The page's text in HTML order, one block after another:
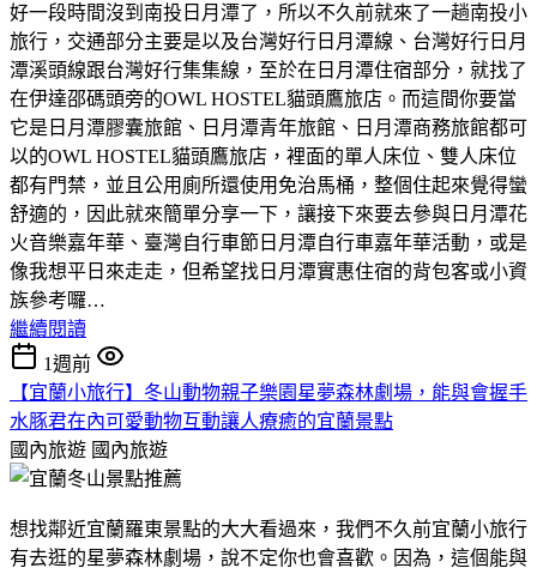
好一段時間沒到南投日月潭了，所以不久前就來了一趟南投小
旅行，交通部分主要是以及台灣好行日月潭線、台灣好行日月
潭溪頭線跟台灣好行集集線，至於在日月潭住宿部分，就找了
在伊達邵碼頭旁的OWL HOSTEL貓頭鷹旅店。而這間你要當
它是日月潭膠囊旅館、日月潭青年旅館、日月潭商務旅館都可
以的OWL HOSTEL貓頭鷹旅店，裡面的單人床位、雙人床位
都有門禁，並且公用廁所還使用免治馬桶，整個住起來覺得蠻
舒適的，因此就來簡單分享一下，讓接下來要去參與日月潭花
火音樂嘉年華、臺灣自行車節日月潭自行車嘉年華活動，或是
像我想平日來走走，但希望找日月潭實惠住宿的背包客或小資
族參考囉…
繼續閱讀
1週前
【宜蘭小旅行】冬山動物親子樂園星夢森林劇場，能與會握手
水豚君在內可愛動物互動讓人療癒的宜蘭景點
國內旅遊 國內旅遊
想找鄰近宜蘭羅東景點的大大看過來，我們不久前宜蘭小旅行
有去逛的星夢森林劇場，說不定你也會喜歡。因為，這個能與